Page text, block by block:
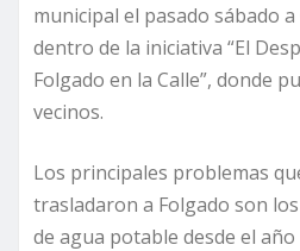
municipal el pasado sábado
dentro de la iniciativa “El
Folgado en la Calle”, donde
vecinos.
Los principales problemas
trasladaron a Folgado son
de agua potable desde el